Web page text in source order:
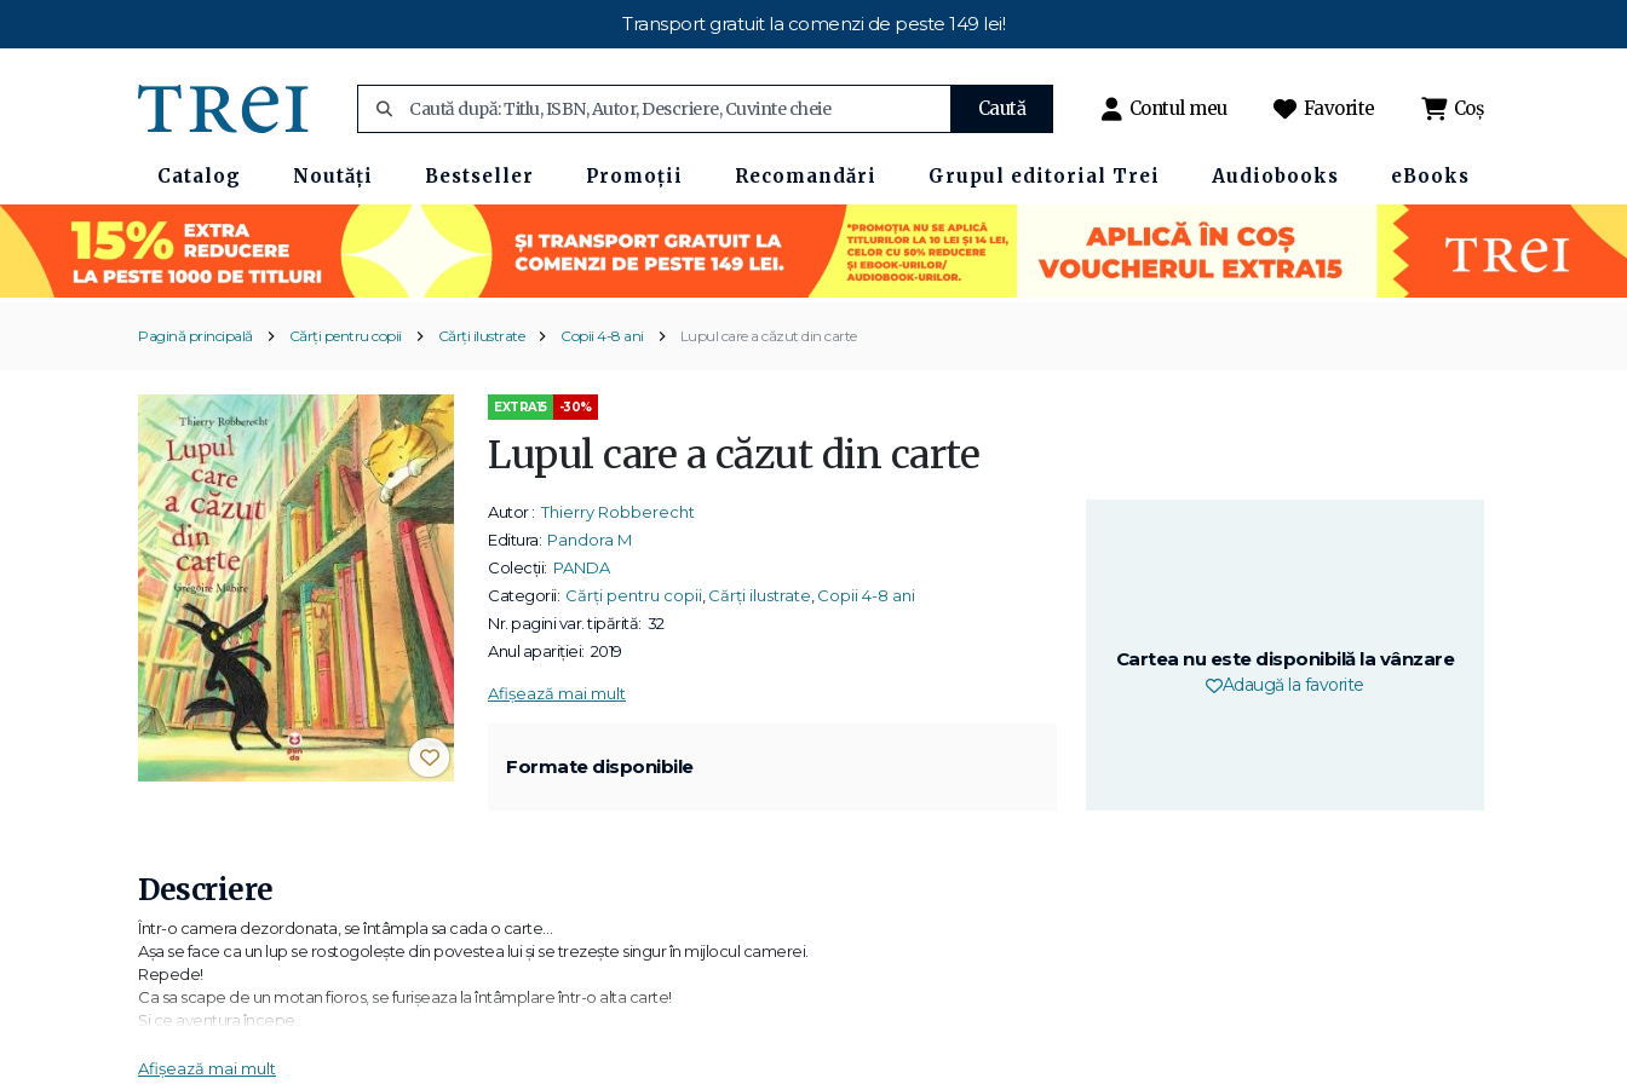
Transport gratuit la comenzi de peste 149 lei!
Caută Contul meu Favorite Coș
Catalog Noutăți Bestseller Promoții Recomandări Grupul editorial Trei Audiobooks eBooks
Pagină principală Cărți pentru copii Cărți ilustrate Copii 4-8 ani Lupul care a căzut din carte
EXTRA15 -30%
Lupul care a căzut din carte
Autor : Thierry Robberecht
Editura: Pandora M
Colecții: PANDA
Categorii: Cărți pentru copii Cărți ilustrate Copii 4-8 ani
Nr. pagini var. tipărită: 32
Anul apariției: 2019
Afișează mai mult
Formate disponibile
Cartea nu este disponibilă la vânzare
Adaugă la favorite
Descriere
Într-o camera dezordonata, se întâmpla sa cada o carte…
Așa se face ca un lup se rostogolește din povestea lui și se trezește singur în mijlocul camerei.
Repede!
Ca sa scape de un motan fioros, se furișeaza la întâmplare într-o alta carte!
Și ce aventura începe...
Afișează mai mult